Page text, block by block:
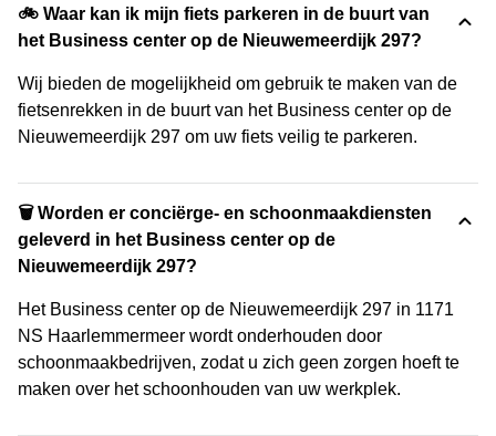
🚲 Waar kan ik mijn fiets parkeren in de buurt van
het Business center op de Nieuwemeerdijk 297?
Wij bieden de mogelijkheid om gebruik te maken van de
fietsenrekken in de buurt van het Business center op de
Nieuwemeerdijk 297 om uw fiets veilig te parkeren.
🗑 Worden er conciërge- en schoonmaakdiensten
geleverd in het Business center op de
Nieuwemeerdijk 297?
Het Business center op de Nieuwemeerdijk 297 in 1171
NS Haarlemmermeer wordt onderhouden door
schoonmaakbedrijven, zodat u zich geen zorgen hoeft te
maken over het schoonhouden van uw werkplek.